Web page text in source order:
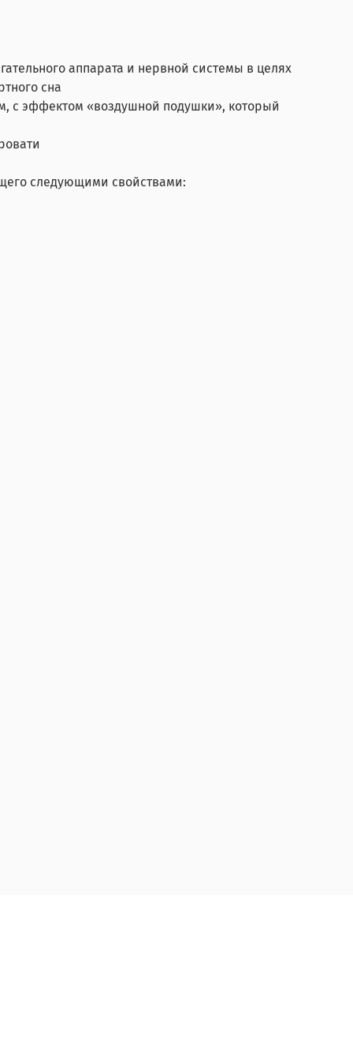
аппарата и нервной системы в целях
сна
с эффектом «воздушной подушки», который
следующими свойствами: